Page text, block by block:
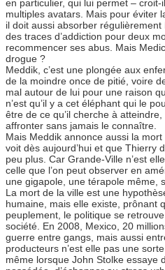
en particulier, qui lui permet –
multiples avatars. Mais pour éviter
il doit aussi absorber
des traces d’addiction pour deux
recommencer ses abus. Mais
drogue ?
Meddik, c’est une plongée aux
de la moindre once de pitié, voire
mal autour de lui pour une raison
n’est qu’il y a cet éléphant qui le
être de ce qu’il cherche à atteindre,
affronter sans jamais le connaître.
Mais Meddik annonce aussi la
voit dès aujourd’hui et que Thierry
peu plus. Car Grande-Ville n’est
celle que l’on peut observer en
une gigapole, une térapole même,
La mort de la ville est une
humaine, mais elle existe, prônant
peuplement, le politique se
société. En 2008, Mexico, 20
guerre entre gangs, mais aussi
producteurs n’est elle pas une
même lorsque John Stolke essaye